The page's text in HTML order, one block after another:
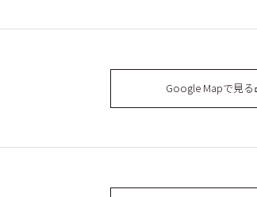
Google Mapで見る